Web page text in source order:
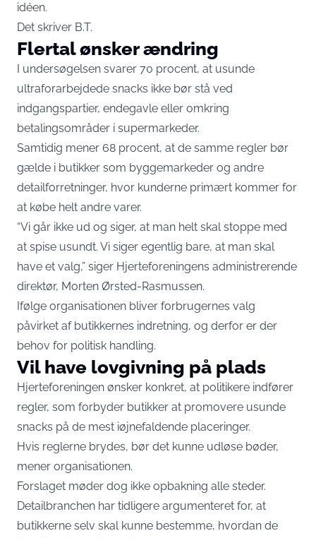
idéen.
Det skriver B.T.
Flertal ønsker ændring
I undersøgelsen svarer 70 procent, at usunde
ultraforarbejdede snacks ikke bør stå ved
indgangspartier, endegavle eller omkring
betalingsområder i supermarkeder.
Samtidig mener 68 procent, at de samme regler bør
gælde i butikker som byggemarkeder og andre
detailforretninger, hvor kunderne primært kommer for
at købe helt andre varer.
“Vi går ikke ud og siger, at man helt skal stoppe med
at spise usundt. Vi siger egentlig bare, at man skal
have et valg,” siger Hjerteforeningens administrerende
direktør, Morten Ørsted-Rasmussen.
Ifølge organisationen bliver forbrugernes valg
påvirket af butikkernes indretning, og derfor er der
behov for politisk handling.
Vil have lovgivning på plads
Hjerteforeningen ønsker konkret, at politikere indfører
regler, som forbyder butikker at promovere usunde
snacks på de mest iøjnefaldende placeringer.
Hvis reglerne brydes, bør det kunne udløse bøder,
mener organisationen.
Forslaget møder dog ikke opbakning alle steder.
Detailbranchen har tidligere argumenteret for, at
butikkerne selv skal kunne bestemme, hvordan de